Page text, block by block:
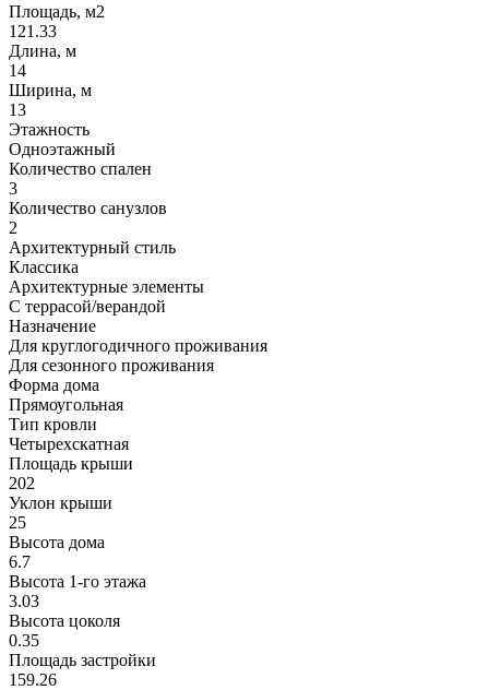
Площадь, м2
121.33
Длина, м
14
Ширина, м
13
Этажность
Одноэтажный
Количество спален
3
Количество санузлов
2
Архитектурный стиль
Классика
Архитектурные элементы
С террасой/верандой
Назначение
Для круглогодичного проживания
Для сезонного проживания
Форма дома
Прямоугольная
Тип кровли
Четырехскатная
Площадь крыши
202
Уклон крыши
25
Высота дома
6.7
Высота 1-го этажа
3.03
Высота цоколя
0.35
Площадь застройки
159.26